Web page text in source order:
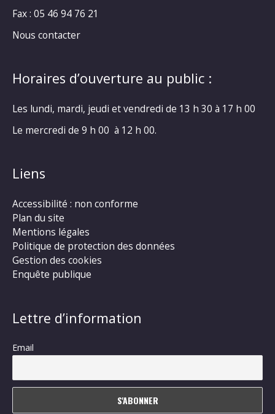
Fax : 05 46 94 76 21
Nous contacter
Horaires d’ouverture au public :
Les lundi, mardi, jeudi et vendredi de 13 h 30 à 17 h 00
Le mercredi de 9 h 00 à 12 h 00.
Liens
Accessibilité : non conforme
Plan du site
Mentions légales
Politique de protection des données
Gestion des cookies
Enquête publique
Lettre d’information
Email